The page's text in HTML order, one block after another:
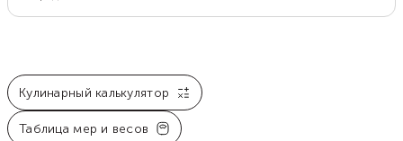
Кулинарный калькулятор
Таблица мер и весов